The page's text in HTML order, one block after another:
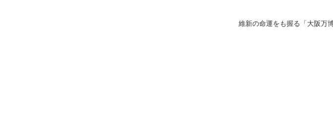
維新の命運をも握る「大阪万